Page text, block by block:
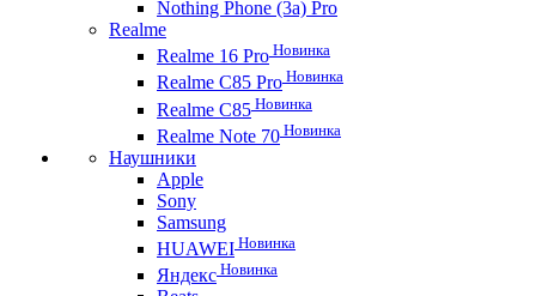
Nothing Phone (3a) Pro
Realme
Realme 16 Pro Новинка
Realme C85 Pro Новинка
Realme C85 Новинка
Realme Note 70 Новинка
Наушники
Apple
Sony
Samsung
HUAWEI Новинка
Яндекс Новинка